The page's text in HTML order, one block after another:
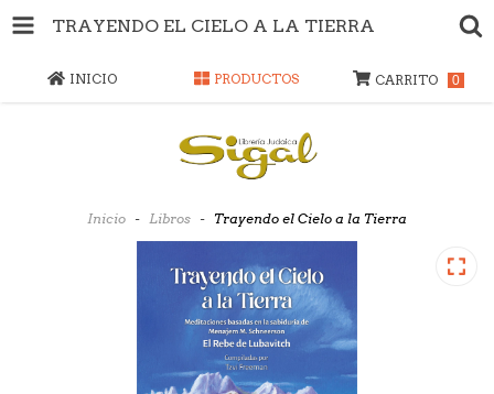
TRAYENDO EL CIELO A LA TIERRA
INICIO PRODUCTOS CARRITO 0
Inicio - Libros - Trayendo el Cielo a la Tierra